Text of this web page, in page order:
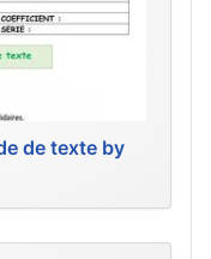
de texte by